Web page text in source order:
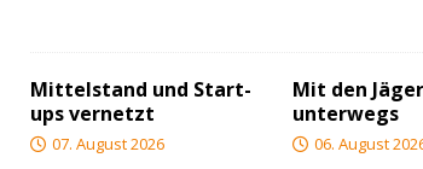
Mittelstand und Start-
ups vernetzt
07. August 2026
Mit den
unterwegs
06. August